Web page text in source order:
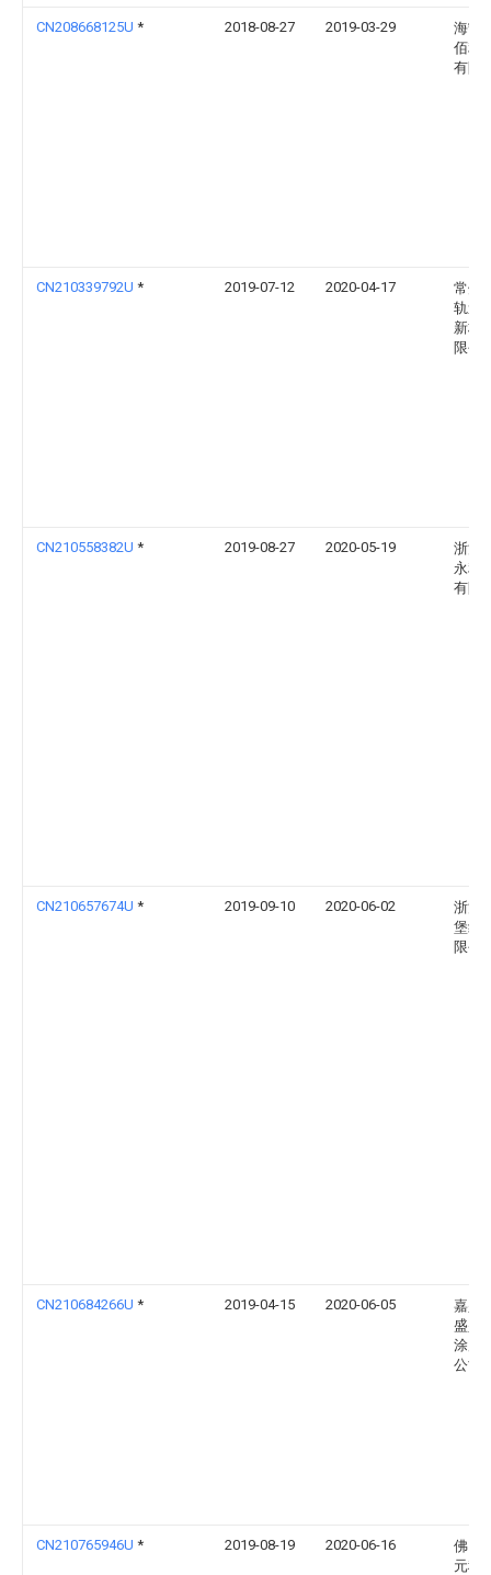
CN208668125U * 2018-08-27 2019-03-29
海宁
佰利
有限
CN210339792U * 2019-07-12 2020-04-17
常州
轨道
新材
限公
CN210558382U * 2019-08-27 2020-05-19
浙江
永利
有限
CN210657674U * 2019-09-10 2020-06-02
浙江
堡纺
限公
CN210684266U * 2019-04-15 2020-06-05
嘉兴
盛兴
涂层
公司
CN210765946U * 2019-08-19 2020-06-16
佛山
元科